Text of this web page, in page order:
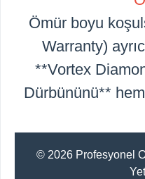
Ömür boyu
Warranty)
**Vortex
Dürbününü**
© 2026 Profesyonel